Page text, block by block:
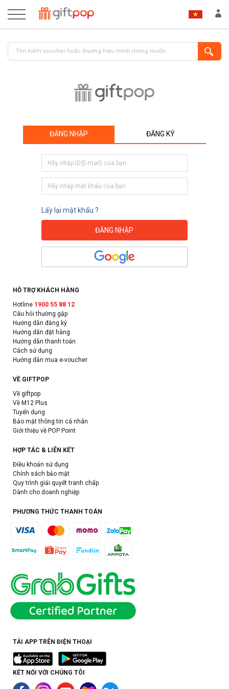
ĐĂNG NHẬP ĐĂNG KÝ
Lấy lại mật khẩu ?
HỖ TRỢ KHÁCH HÀNG
Hotline 1900 55 88 12
Câu hỏi thường gặp
Hướng dẫn đăng ký
Hướng dẫn đặt hàng
Hướng dẫn thanh toán
Cách sử dụng
Hướng dẫn mua e-voucher
VỀ GIFTPOP
Về giftpop
Về M12 Plus
Tuyển dụng
Bảo mật thông tin cá nhân
Giới thiệu về POP Point
HỢP TÁC & LIÊN KẾT
Điều khoản sử dụng
Chính sách bảo mật
Quy trình giải quyết tranh chấp
Dành cho doanh nghiệp
PHƯƠNG THỨC THANH TOÁN
TẢI APP TRÊN ĐIỆN THOẠI
KẾT NỐI VỚI CHÚNG TÔI